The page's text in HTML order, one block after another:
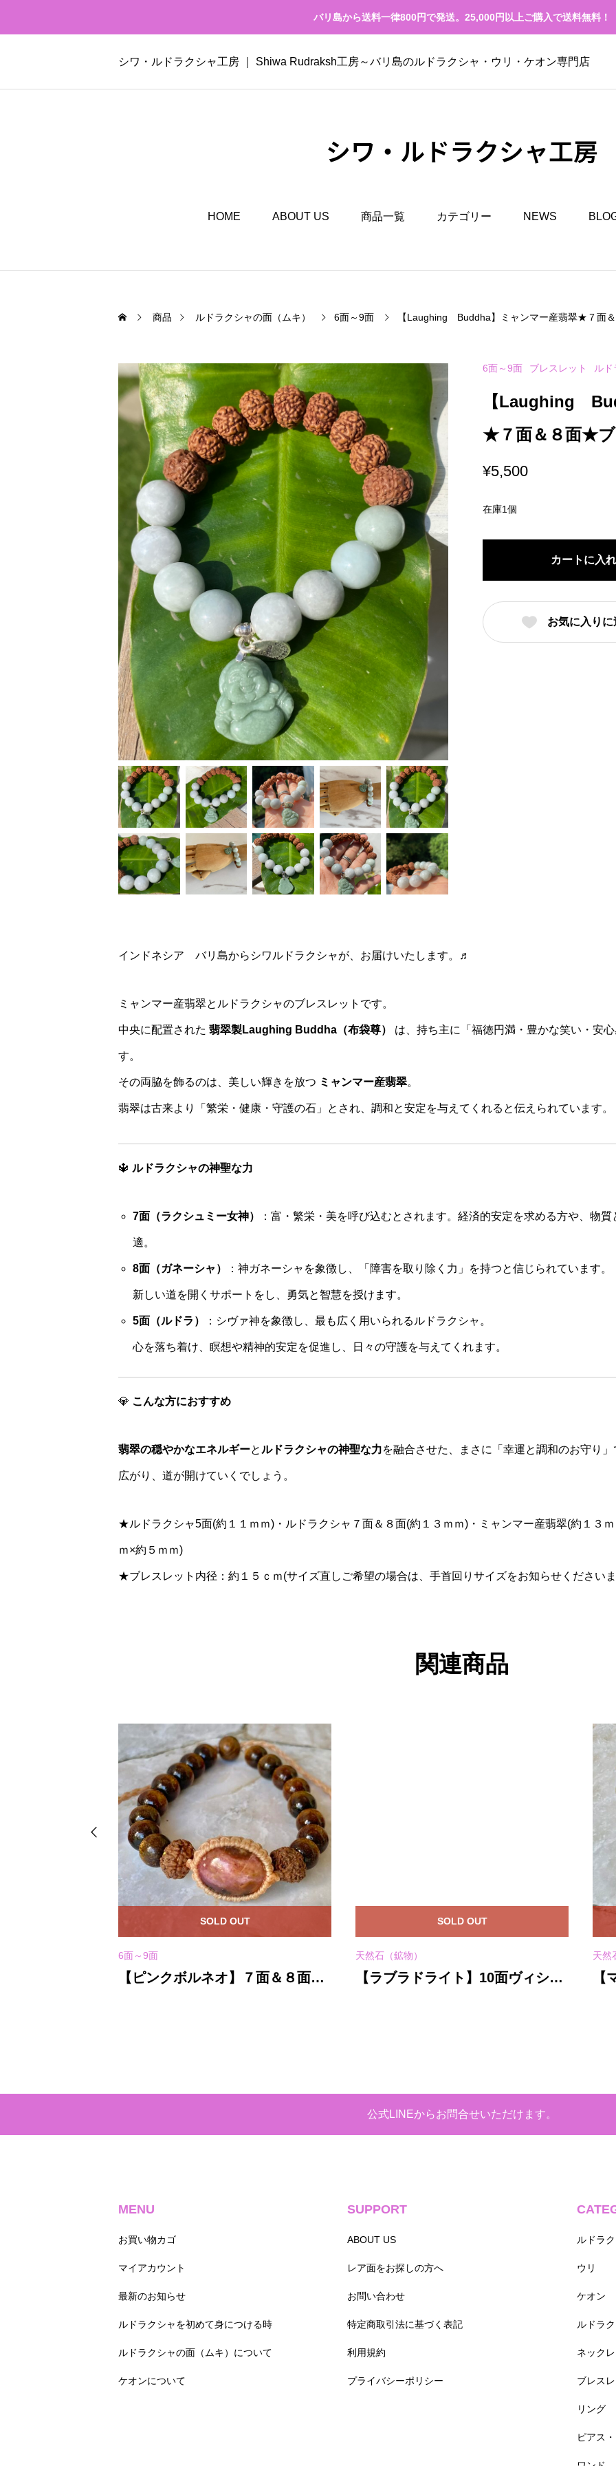
バリ島から送料一律800円で発送。25,000円以上ご購入で送料無料！
シワ・ルドラクシャ工房 ｜ Shiwa Rudraksh工房～バリ島のルドラクシャ・ウリ・ケオン専門店
シワ・ルドラクシャ工房
HOME ABOUT US 商品一覧 カテゴリー NEWS
商品 ルドラクシャの面（ムキ） 6面～9面 【Laughing Buddha】ミャンマー産翡翠★７面
6面～9面 ブレスレット ル
【Laughing
★７面＆８面★
¥5,500
在庫1個
カートに入
お気に入り
インドネシア バリ島からシワルドラクシャが、お届けいたします。♬
ミャンマー産翡翠とルドラクシャのブレスレットです。
中央に配置された 翡翠製Laughing Buddha（布袋尊） は、持ち主に「福徳円満・豊かな笑い・安
す。
その両脇を飾るのは、美しい輝きを放つ ミャンマー産翡翠。
翡翠は古来より「繁栄・健康・守護の石」とされ、調和と安定を与えてくれると伝えられています。
🔱 ルドラクシャの神聖な力
7面（ラクシュミー女神） ：富・繁栄・美を呼び込むとされます。経済的安定を求める方や、物
適。
8面（ガネーシャ） ：神ガネーシャを象徴し、「障害を取り除く力」を持つと信じられています。
新しい道を開くサポートをし、勇気と智慧を授けます。
5面（ルドラ） ：シヴァ神を象徴し、最も広く用いられるルドラクシャ。
心を落ち着け、瞑想や精神的安定を促進し、日々の守護を与えてくれます。
💎 こんな方におすすめ
翡翠の穏やかなエネルギーと ルドラクシャの神聖な力を融合させた、まさに「幸運と調和のお守り
広がり、道が開けていくでしょう。
★ルドラクシャ5面(約１１ｍｍ)・ルドラクシャ７面＆８面(約１３ｍｍ)・ミャンマー産翡翠(約１３
ｍ×約５ｍｍ)
★ブレスレット内径：約１５ｃｍ(サイズ直しご希望の場合は、手首回りサイズをお知らせください
関連商品
6面～9面
【ピンクボルネオ】７面＆８面★
SOLD OUT
天然石（鉱物）
【ラブラドライト】10面ヴィシュ
SOLD OUT
天然
公式LINEからお問合せいただけます。
MENU
お買い物カゴ
マイアカウント
最新のお知らせ
ルドラクシャを初めて身につける時
ルドラクシャの面（ムキ）について
ケオンについて
SUPPORT
ABOUT US
レア面をお探しの方へ
お問い合わせ
特定商取引法に基づく表記
利用規約
プライバシーポリシー
ルドラ
ウリ
ケオン
ルドラ
ネック
ブレス
リング
ピアス